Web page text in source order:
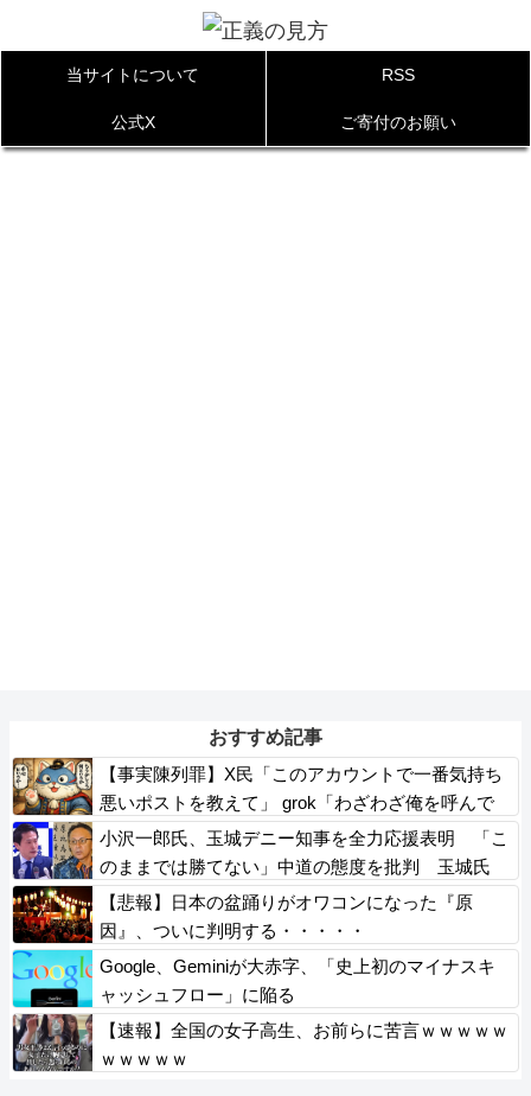
当サイトについて RSS
公式X ご寄付のお願い
おすすめ記事
【事実陳列罪】X民「このアカウントで一番気持ち
悪いポストを教えて」 grok「わざわざ俺を呼んで
全ポスト漁らせようとしてるこのポストが一番気持
ち悪い」
小沢一郎氏、玉城デニー知事を全力応援表明 「こ
のままでは勝てない」中道の態度を批判 玉城氏
「小沢氏は政治の師匠」※中道は支援表明せず
【悲報】日本の盆踊りがオワコンになった『原
因』、ついに判明する・・・・・
Google、Geminiが大赤字、「史上初のマイナスキ
ャッシュフロー」に陥る
【速報】全国の女子高生、お前らに苦言ｗｗｗｗｗ
ｗｗｗｗｗ